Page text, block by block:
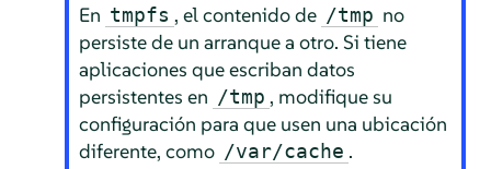
En tmpfs , el contenido de /tmp no
persiste de un arranque a otro. Si tiene
aplicaciones que escriban datos
persistentes en /tmp , modifique su
configuración para que usen una ubicación
diferente, como /var/cache .